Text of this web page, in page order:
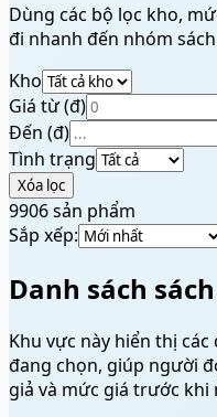
Dùng các bộ lọc kho,
đi nhanh đến nhóm
Kho
Giá từ (đ)
Đến (đ)
Tình trạng
Xóa lọc
9906sản phẩm
Sắp xếp:
Danh sách
Khu vực này hiển thị
đang chọn, giúp người
giả và mức giá trước khi